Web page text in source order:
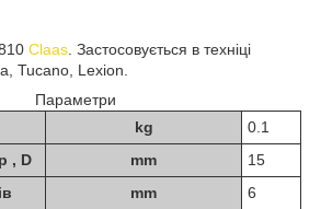
Claas . Застосовується в техніці
Tucano, Lexion.
Параметри
kg
0.1
, D
mm
15
mm 6